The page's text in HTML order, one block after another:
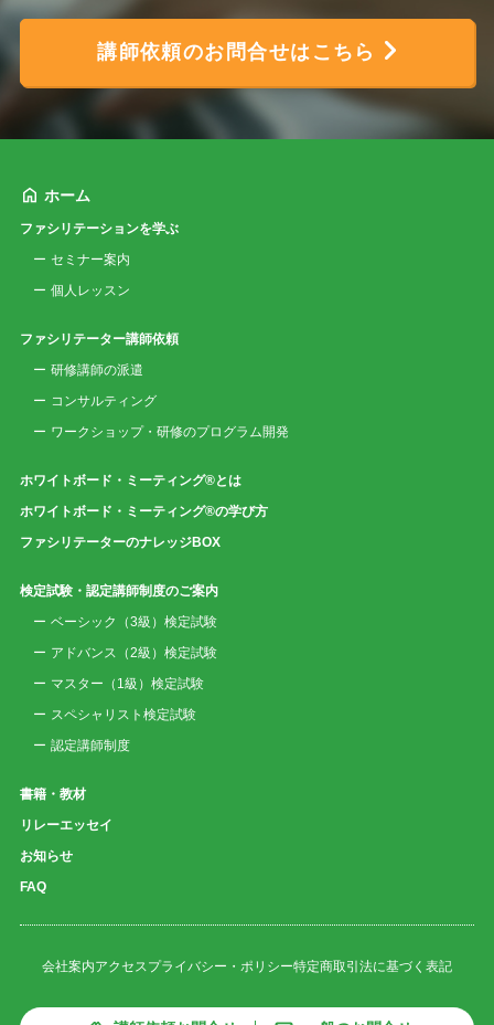
講師依頼のお問合せはこちら
ホーム
ファシリテーションを学ぶ
セミナー案内
個人レッスン
ファシリテーター講師依頼
研修講師の派遣
コンサルティング
ワークショップ・研修のプログラム開発
ホワイトボード・ミーティング®とは
ホワイトボード・ミーティング®の学び方
ファシリテーターのナレッジBOX
検定試験・認定講師制度のご案内
ベーシック（3級）検定試験
アドバンス（2級）検定試験
マスター（1級）検定試験
スペシャリスト検定試験
認定講師制度
書籍・教材
リレーエッセイ
お知らせ
FAQ
会社案内アクセスプライバシー・ポリシー特定商取引法に基づく表記